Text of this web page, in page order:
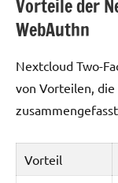
Vorteile der
WebAuthn
Nextcloud Two-
von Vorteilen, die
Vorteil